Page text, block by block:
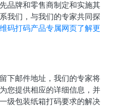
品牌和零售商制定和实施其
我们，与我们的专家共同探
码打码产品专属网页了解更
下邮件地址，我们的专家将
您提供相应的详细信息，并
级包装纸箱打码要求的解决